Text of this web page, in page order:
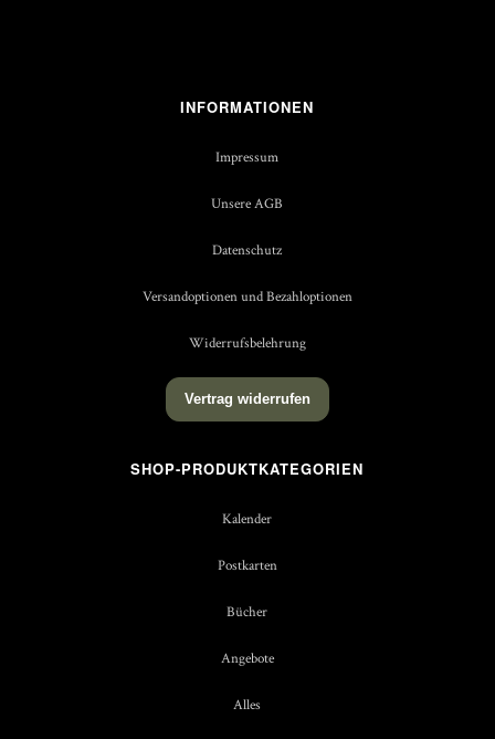
INFORMATIONEN
Impressum
Unsere AGB
Datenschutz
Versandoptionen und Bezahloptionen
Widerrufsbelehrung
Vertrag widerrufen
SHOP-PRODUKTKATEGORIEN
Kalender
Postkarten
Bücher
Angebote
Alles